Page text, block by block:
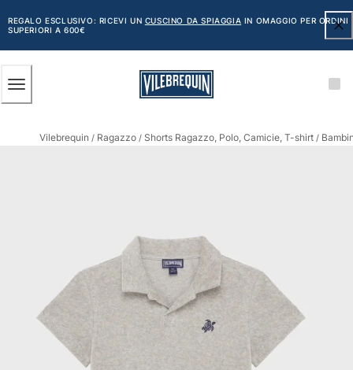
AL
CONTENUTO
PRINCIPALE
REGALO ESCLUSIVO: RICEVI UN CUSCINO DA SPIAGGIA IN OMAGGIO PER ORDINI
SUPERIORI A 600€
Vedi tutti i Uomo
Classico stretch
Classico ultraleggero
Ricamati Edizione Numerata
Cintura piatta
Classico corto
Rash guard
Vilebrequin / Ragazzo / Shorts Ragazzo, Polo, Camicie, T-shirt /